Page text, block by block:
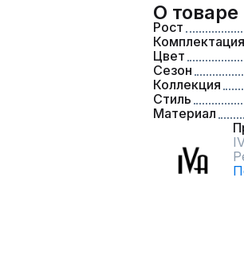
О товаре
Рост
Комплектация
Цвет
Сезон
Коллекция
Стиль
Материал